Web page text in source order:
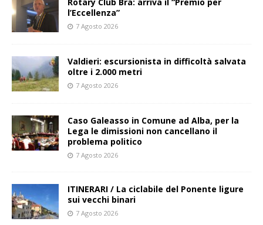
l’Eccellenza”
7 Agosto 2026
Valdieri: escursionista in difficoltà salvata
oltre i 2.000 metri
7 Agosto 2026
Caso Galeasso in Comune ad Alba, per la
Lega le dimissioni non cancellano il
problema politico
7 Agosto 2026
ITINERARI / La ciclabile del Ponente ligure
sui vecchi binari
7 Agosto 2026